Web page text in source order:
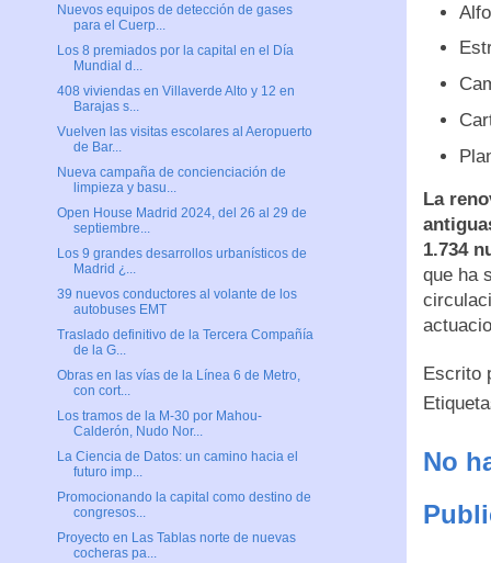
La
1.734
que ha
Escrito
No
Nuevos equipos de detección de gases
para el Cuerp...
Los 8 premiados por la capital en el Día
Mundial d...
408 viviendas en Villaverde Alto y 12 en
Barajas s...
Vuelven las visitas escolares al Aeropuerto
de Bar...
Nueva campaña de concienciación de
limpieza y basu...
Open House Madrid 2024, del 26 al 29 de
septiembre...
Los 9 grandes desarrollos urbanísticos de
Madrid ¿...
39 nuevos conductores al volante de los
autobuses EMT
Traslado definitivo de la Tercera Compañía
de la G...
Obras en las vías de la Línea 6 de Metro,
con cort...
Los tramos de la M-30 por Mahou-
Calderón, Nudo Nor...
La Ciencia de Datos: un camino hacia el
futuro imp...
Promocionando la capital como destino de
congresos...
Proyecto en Las Tablas norte de nuevas
cocheras pa...